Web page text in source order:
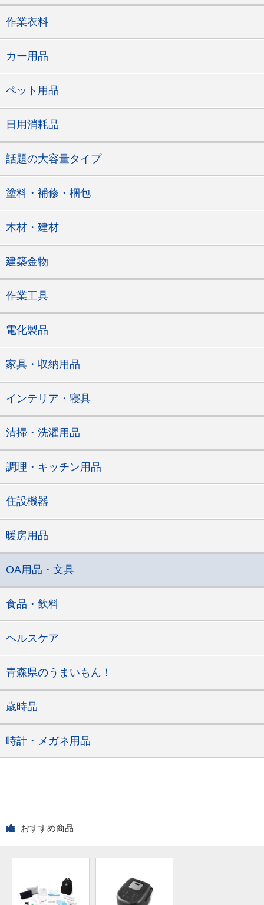
作業衣料
カー用品
ペット用品
日用消耗品
話題の大容量タイプ
塗料・補修・梱包
木材・建材
建築金物
作業工具
電化製品
家具・収納用品
インテリア・寝具
清掃・洗濯用品
調理・キッチン用品
住設機器
暖房用品
OA用品・文具
食品・飲料
ヘルスケア
青森県のうまいもん！
歳時品
時計・メガネ用品
おすすめ商品